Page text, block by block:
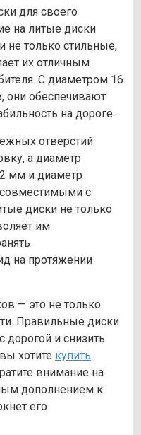
для своего
на литые диски
не только стильные,
их отличным
С диаметром 16
обеспечивают
на дороге.
отверстий
а диаметр
мм и диаметр
с
диски не только
им
на протяжении
— это не только
Правильные диски
дорогой и снизить
хотите купить
внимание на
дополнением к
его